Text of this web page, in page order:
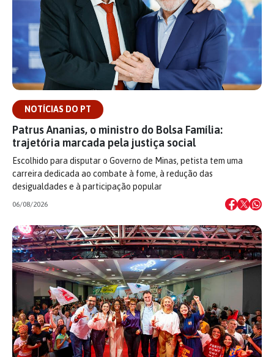
NOTÍCIAS DO PT
Patrus Ananias, o ministro do Bolsa Família:
trajetória marcada pela justiça social
Escolhido para disputar o Governo de Minas, petista tem uma
carreira dedicada ao combate à fome, à redução das
desigualdades e à participação popular
06/08/2026